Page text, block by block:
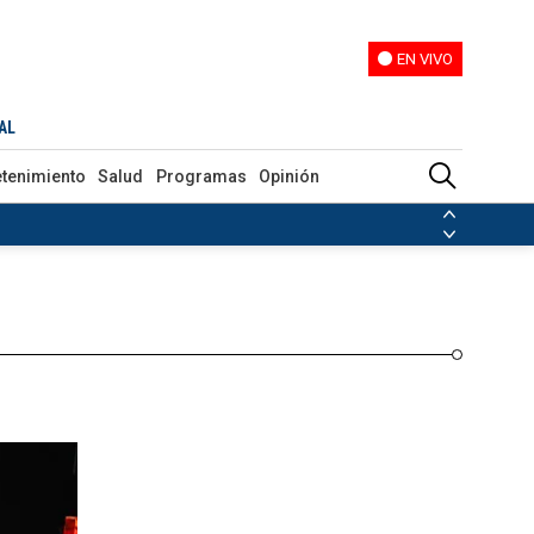
EN VIVO
Salud Programas Opinión
Venezuela Nicolás Maduro
de las FARC